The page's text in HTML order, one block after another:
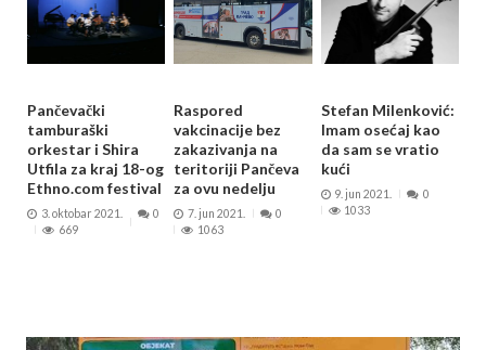
Pančevački
tamburaški
orkestar i Shira
Utfila za kraj 18-og
Ethno.com festival
3. oktobar 2021.
0
669
Raspored
vakcinacije bez
zakazivanja na
teritoriji Pančeva
za ovu nedelju
7. jun 2021.
0
1063
Stefan Milenković:
Imam osećaj kao
da sam se vratio
kući
9. jun 2021.
0
1033